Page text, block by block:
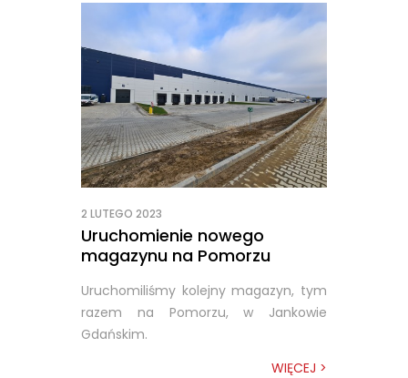
2 LUTEGO 2023
Uruchomienie nowego
magazynu na Pomorzu
Uruchomiliśmy kolejny magazyn, tym
razem na Pomorzu, w Jankowie
Gdańskim.
WIĘCEJ >